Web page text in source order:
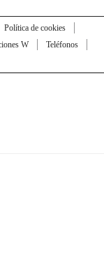
Política de cookies
W
Teléfonos